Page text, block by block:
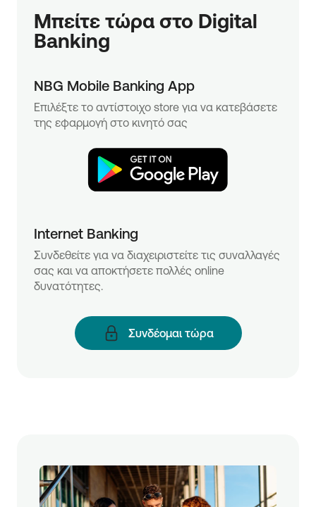
Μπείτε τώρα στο Digital
Banking
NBG Mobile Banking App
Επιλέξτε το αντίστοιχο store για να κατεβάσετε
της εφαρμογή στο κινητό σας
Internet Banking
Συνδεθείτε για να διαχειριστείτε τις συναλλαγές
σας και να αποκτήσετε πολλές online
δυνατότητες.
Συνδέομαι τώρα